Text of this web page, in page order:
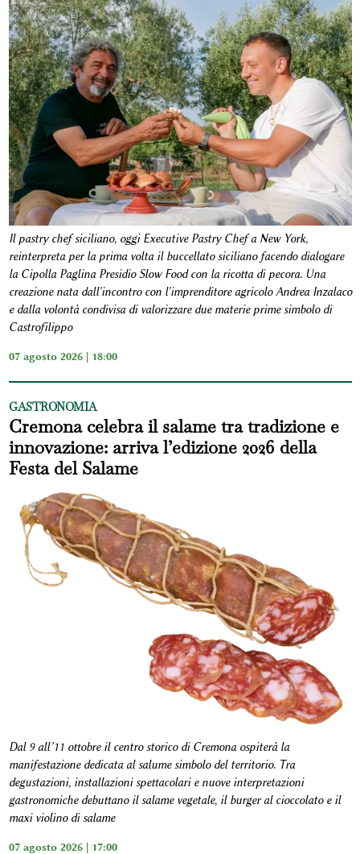
Il pastry chef siciliano, oggi Executive Pastry Chef a New York,
reinterpreta per la prima volta il buccellato siciliano facendo dialogare
la Cipolla Paglina Presidio Slow Food con la ricotta di pecora. Una
creazione nata dall'incontro con l'imprenditore agricolo Andrea Inzalaco
e dalla volontà condivisa di valorizzare due materie prime simbolo di
Castrofilippo
07 agosto 2026 | 18:00
GASTRONOMIA
Cremona celebra il salame tra tradizione e
innovazione: arriva l’edizione 2026 della
Festa del Salame
Dal 9 all’11 ottobre il centro storico di Cremona ospiterà la
manifestazione dedicata al salume simbolo del territorio. Tra
degustazioni, installazioni spettacolari e nuove interpretazioni
gastronomiche debuttano il salame vegetale, il burger al cioccolato e il
maxi violino di salame
07 agosto 2026 | 17:00